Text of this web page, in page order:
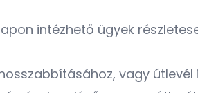
intézhető ügyek
vagy